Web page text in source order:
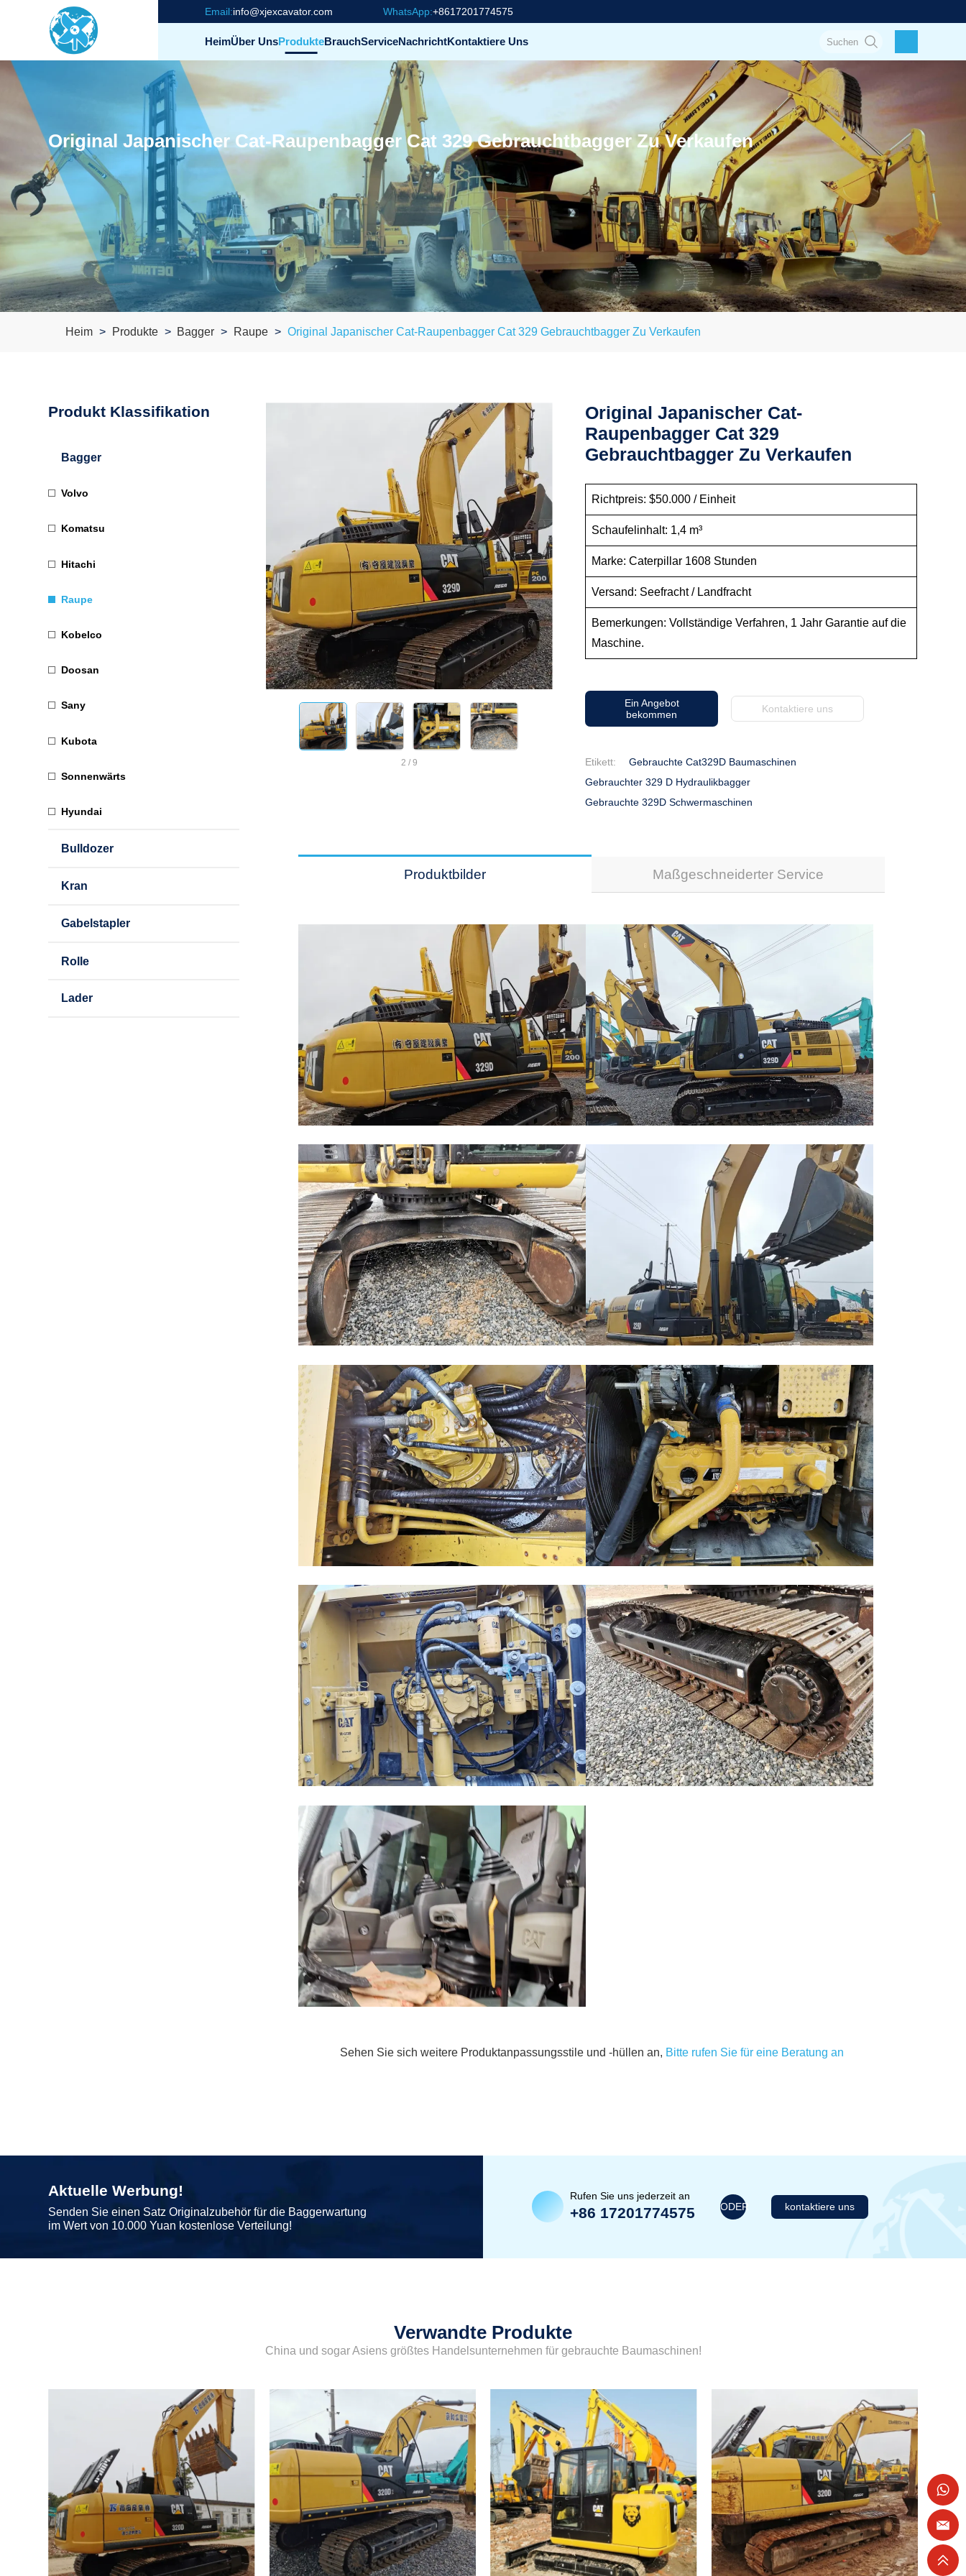
Email:info@xjexcavator.com WhatsApp:+8617201774575
HeimÜber UnsProdukteBrauchServiceNachrichtKontaktiere Uns
Original Japanischer Cat-Raupenbagger Cat 329 Gebrauchtbagger Zu Verkaufen
Heim Produkte Bagger Raupe Original Japanischer Cat-Raupenbagger Cat 329 Gebrauchtbagger Zu Verkaufen
Produkt Klassifikation
Bagger
Volvo
Komatsu
Hitachi
Raupe
Kobelco
Doosan
Sany
Kubota
Sonnenwärts
Hyundai
Bulldozer
Kran
Gabelstapler
Rolle
Lader
2 / 9
Original Japanischer Cat-
Raupenbagger Cat 329
Gebrauchtbagger Zu Verkaufen
Richtpreis: $50.000 / Einheit
Schaufelinhalt: 1,4 m³
Marke: Caterpillar 1608 Stunden
Versand: Seefracht / Landfracht
Bemerkungen: Vollständige Verfahren, 1 Jahr Garantie auf die
Maschine.
Ein Angebot
bekommen
Kontaktiere uns
Etikett:
Gebrauchte Cat329D Baumaschinen
Gebrauchter 329 D Hydraulikbagger
Gebrauchte 329D Schwermaschinen
Produktbilder Maßgeschneiderter Service
Sehen Sie sich weitere Produktanpassungsstile und -hüllen an, Bitte rufen Sie für eine Beratung an
Aktuelle Werbung!
Senden Sie einen Satz Originalzubehör für die Baggerwartung
im Wert von 10.000 Yuan kostenlose Verteilung!
Rufen Sie uns jederzeit an
+86 17201774575 ODER kontaktiere uns
Verwandte Produkte
China und sogar Asiens größtes Handelsunternehmen für gebrauchte Baumaschinen!